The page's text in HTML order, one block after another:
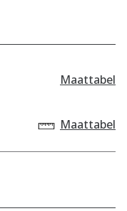
Maattabel
Maattabel